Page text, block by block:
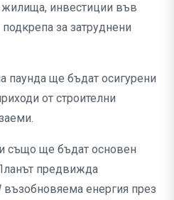
инвестиции във
за затруднени
паунда ще бъдат осигурени
от строителни
също ще бъдат основен
предвижда
възобновяема енергия през